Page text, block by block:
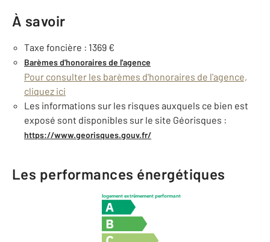
À savoir
Taxe foncière : 1369 €
Barèmes d'honoraires de l'agence
Pour consulter les barèmes d'honoraires de l'agence,
cliquez ici
Les informations sur les risques auxquels ce bien est
exposé sont disponibles sur le site Géorisques :
https://www.georisques.gouv.fr/
Les performances énergétiques
logement extrêmement performant